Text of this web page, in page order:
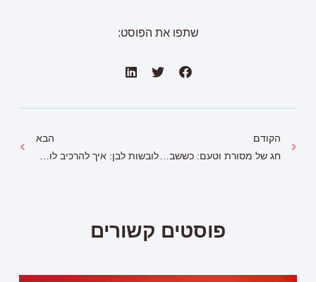
שתפו את הפוסט:
הקודם
חג של מסורת וטעם: כששבועות פוגש את המאפים של מאפה נאמן
הבא
פוסטים קשורים